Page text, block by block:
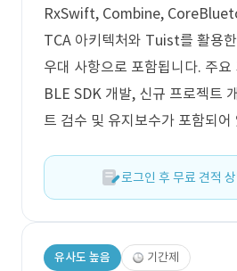
RxSwift, Combine,
TCA 아키텍처와 Tuist를 활용한
우대 사항으로 포함됩니다. 주
BLE SDK 개발, 신규 프로젝트
트 검수 및 유지보수가 포함되어
로그인 후 무료 견적
유사도 높음 기간제